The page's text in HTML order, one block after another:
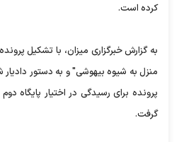
کرده است.
به گزارش خبرگزاری میزان، با تشکیل
منزل به شیوه بیهوشی" و به دستور دادیار
پرونده برای رسیدگی در اختیار پایگاه
گرفت.